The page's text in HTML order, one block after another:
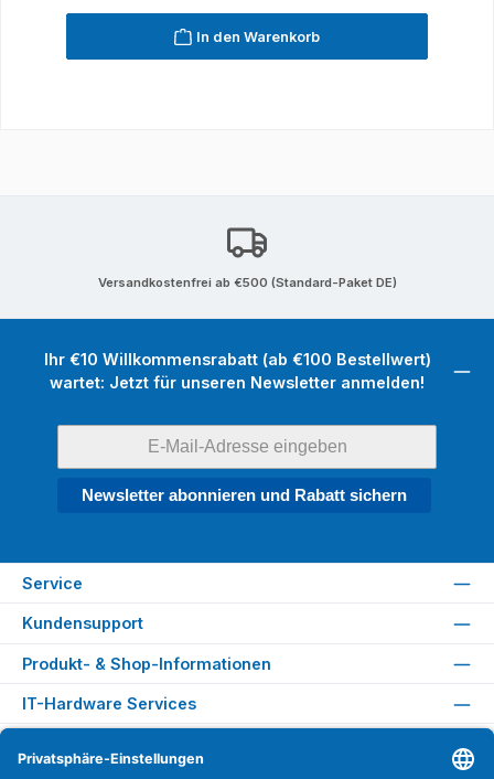
In den Warenkorb
Versandkostenfrei ab €500 (Standard-Paket DE)
Ihr €10 Willkommensrabatt (ab €100 Bestellwert)
wartet: Jetzt für unseren Newsletter anmelden!
Newsletter abonnieren und Rabatt sichern
Service
Kundensupport
Produkt- & Shop-Informationen
IT-Hardware Services